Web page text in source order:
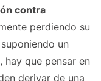
contra
perdiendo su
un
hay que pensar en
derivar de una